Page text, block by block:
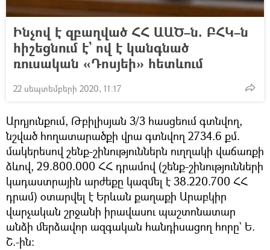
Ինչով է զբաղված ՀՀ ԱԱԾ–ն. ԲՀԿ–ն
հիշեցնում է` ով է կանգնած
ռուսական «Դոսյեի» հետևում
22 սեպտեմբերի 2020, 11:17
Արդյունքում, Թբիլիսյան 3/3 հասցեում գտնվող,
նշված հողատարածքի վրա գտնվող 2734.6 քմ.
մակերեսով շենք-շինություններն ուղղակի վաճառքի
ձևով, 29.800.000 ՀՀ դրամով (շենք-շինությունների
կադաստրային արժեքը կազմել է 38.220.700 ՀՀ
դրամ) օտարվել է Երևան քաղաքի Արաբկիր
վարչական շրջանի իրավասու պաշտոնատար
անձի մերձավոր ազգական հանդիսացող հորը` Ե.
Շ.-ին։